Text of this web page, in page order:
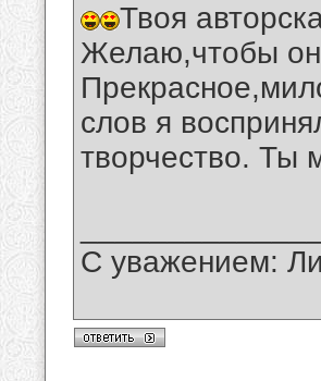
Твоя
Желаю,чтобы
слов я
творчество. Ты
С уважением: